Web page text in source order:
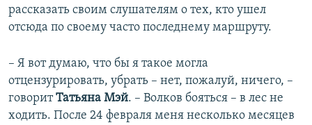
рассказать своим слушателям о тех, кто ушел
отсюда по своему часто последнему маршруту.
– Я вот думаю, что бы я такое могла
отцензурировать, убрать – нет, пожалуй, ничего, –
говоритТатьяна Мэй. – Волков бояться – в лес не
ходить. После 24 февраля меня несколько месяцев